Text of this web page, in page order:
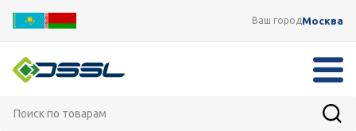
Ваш городМосква